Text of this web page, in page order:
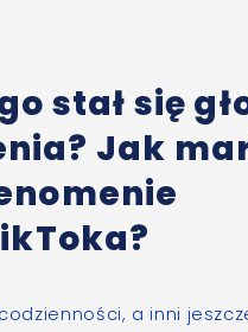
stał się
Jak
a inni